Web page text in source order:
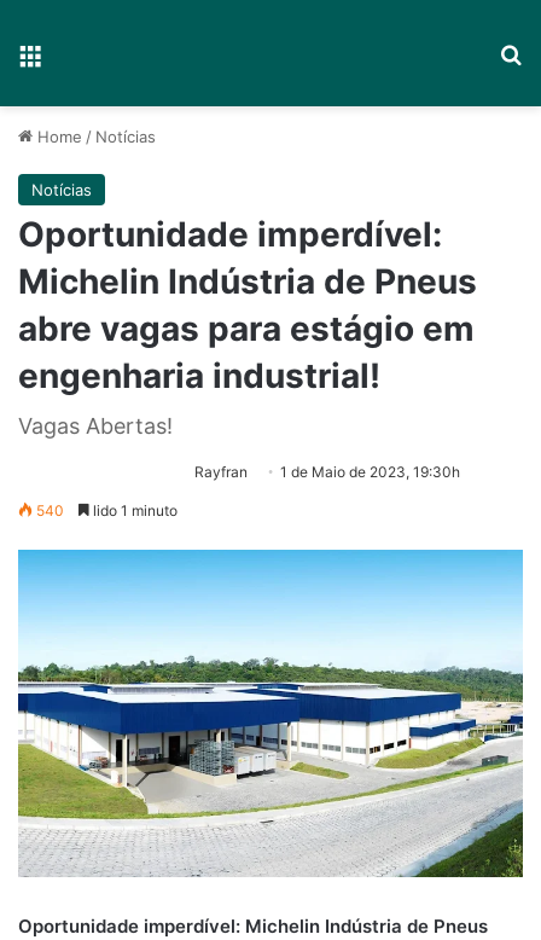
Home / Notícias
Notícias
Oportunidade imperdível:
Michelin Indústria de Pneus
abre vagas para estágio em
engenharia industrial!
Vagas Abertas!
Rayfran 1 de Maio de 2023, 19:30h
540 lido 1 minuto
Oportunidade imperdível: Michelin Indústria de Pneus